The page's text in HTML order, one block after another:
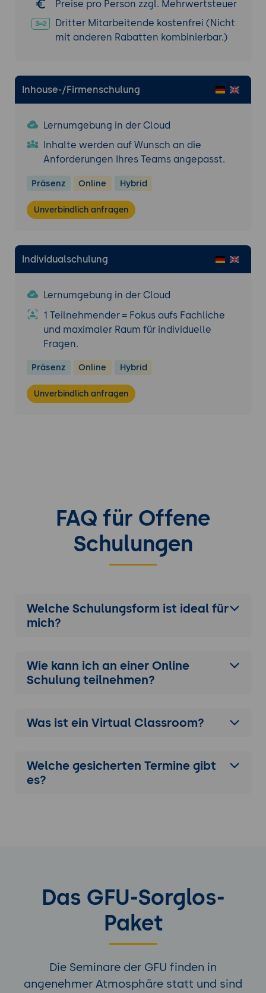
Kapazitätsplanungs-Daten
Report-Generierung
Exportoptionen (PDF, CSV)
Einführungsstrategie
Pilotierungsansätze
Erfolgsmessung
Change Management
Schulungskonzepte
Widerstände überwinden
Akzeptanzförderung
Kontinuierliche Optimierung
Feedback-Mechanismen
Lebenszyklus-Management
Praktische Übung:
Konfigurieren Sie einen vollständigen
Incident-Workflow inklusive Alert-
Korrelation, Automatisierung und
Eskalationspfad für einen beispielhaften
Anwendungsfall
Preise pro Person zzgl. Mehrwertsteuer
Dritter Mitarbeitende kostenfrei (Nicht
mit anderen Rabatten kombinierbar.)
Inhouse-/Firmenschulung
Lernumgebung in der Cloud
Inhalte werden auf Wunsch an die
Anforderungen Ihres Teams angepasst.
Präsenz Online Hybrid
Unverbindlich anfragen
Individualschulung
Lernumgebung in der Cloud
1 Teilnehmender = Fokus aufs Fachliche
und maximaler Raum für individuelle
Fragen.
Präsenz Online Hybrid
Unverbindlich anfragen
FAQ für Offene
Schulungen
Welche Schulungsform ist ideal für
mich?
Wie kann ich an einer Online
Schulung teilnehmen?
Was ist ein Virtual Classroom?
Welche gesicherten Termine gibt
es?
Das GFU-Sorglos-
Paket
Die Seminare der GFU finden in
angenehmer Atmosphäre statt und sind